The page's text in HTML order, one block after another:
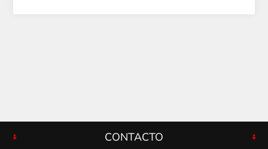
CONTACTO